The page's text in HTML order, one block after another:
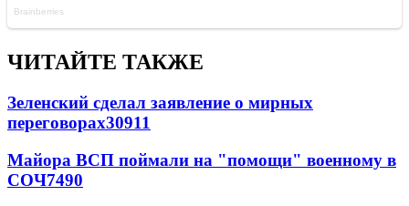
ЧИТАЙТЕ ТАКЖЕ
Зеленский сделал заявление о мирных
переговорах30911
Майора ВСП поймали на "помощи" военному в
СОЧ7490